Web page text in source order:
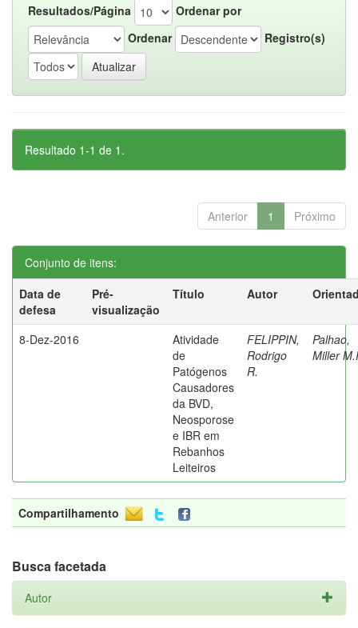
Resultados/Página
Ordenar por
Ordenar
Registro(s)
Resultado 1-1 de 1.
Anterior 1 Próximo
Conjunto de itens:
Data de
defesa
Pré-
visualização
Título Autor
8-Dez-2016
Atividade
de
Patógenos
Causadores
da BVD,
Neosporose
e IBR em
Rebanhos
Leiteiros
FELIPPIN,
Rodrigo
R.
Palhao,
Miller
Compartilhamento
Busca facetada
Autor